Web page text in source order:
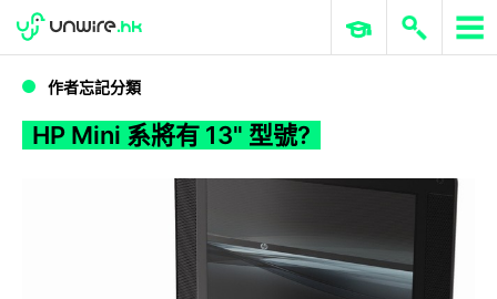
HP Mini 系將有 13
WWDC 2026 ERP 與商業 AI
作者忘記分類
HP Mini 系將有 13" 型號?